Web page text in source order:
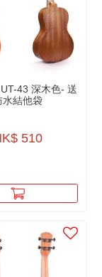
43 深木色- 送
水結他袋
510